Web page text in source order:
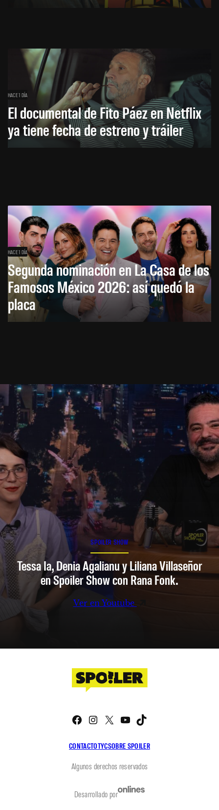
HACE 1 DÍA
El documental de Fito Páez en Netflix
ya tiene fecha de estreno y tráiler
HACE 1 DÍA
Segunda nominación en La Casa de los
Famosos México 2026: así quedó la
placa
SPOILER SHOW
Tessa Ia, Denia Agalianu y Liliana Villaseñor
en Spoiler Show con Rana Fonk.
Ver en Youtube
CONTACTOTYCSOBRE SPOILER
Facebook
Instagram
X YouTube
Algunos derechos reservados
Desarrollado por